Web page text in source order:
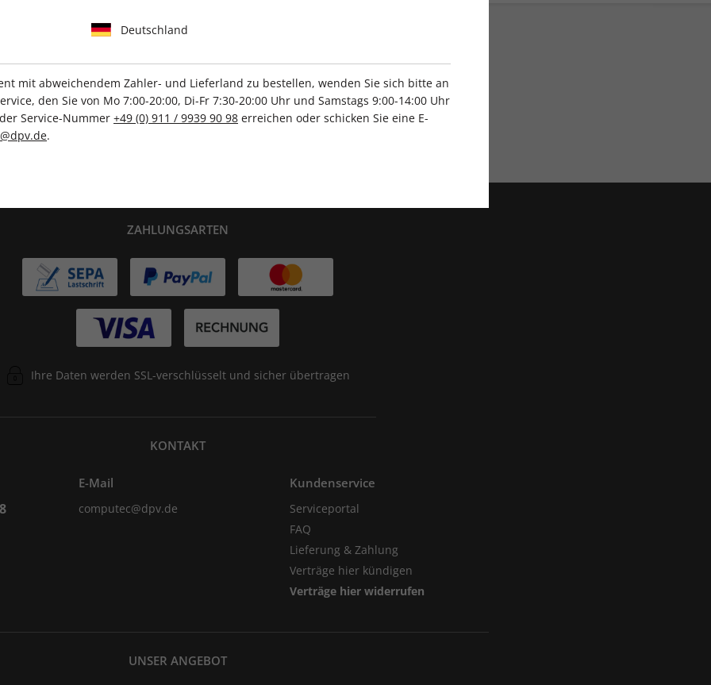
ZAHLUNGSARTEN
Ihre Daten werden SSL-verschlüsselt und sicher übertragen
KONTAKT
E-Mail
computec@dpv.de
Kundenservice
Serviceportal
FAQ
Lieferung & Zahlung
Verträge hier kündigen
Verträge hier widerrufen
UNSER ANGEBOT
Deutschland
mit abweichendem Zahler- und Lieferland zu bestellen, wenden Sie sich bitte an
den Sie von Mo 7:00-20:00, Di-Fr 7:30-20:00 Uhr und Samstags 9:00-14:00 Uhr
Service-Nummer +49 (0) 911 / 9939 90 98 erreichen oder schicken Sie eine E-
.